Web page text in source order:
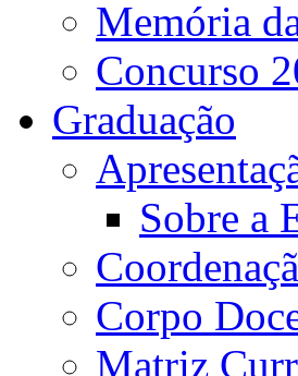
Memória
Concurso
Graduação
Sobre a
Corpo
Matriz